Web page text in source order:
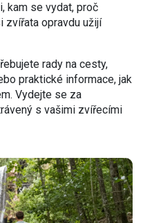
kam se vydat, proč
zvířata opravdu užijí
rady na cesty,
praktické informace, jak
Vydejte se za
s vašimi zvířecími